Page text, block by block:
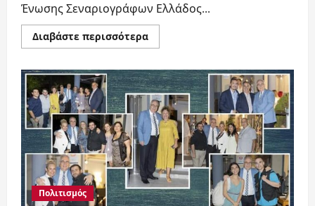
Ένωσης Σεναριογράφων Ελλάδος...
Διαβάστε περισσότεραRead
more
Αγραπίδου
και
Χρήστος
Αρφάνης
στην
βραδιά
προς
τιμήν
των
εκλιπόντων
σεναριογράφων
της
Ε.Σ.Ε.
Πολιτισμός